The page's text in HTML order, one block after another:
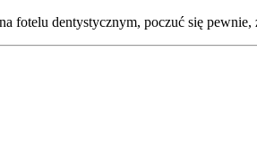
fotelu dentystycznym, poczuć się